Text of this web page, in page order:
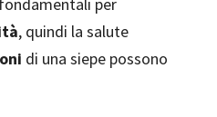
per
, quindi la salute
di una siepe possono